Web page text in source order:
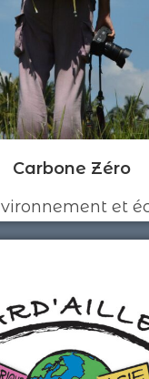
Carbone Zéro
et